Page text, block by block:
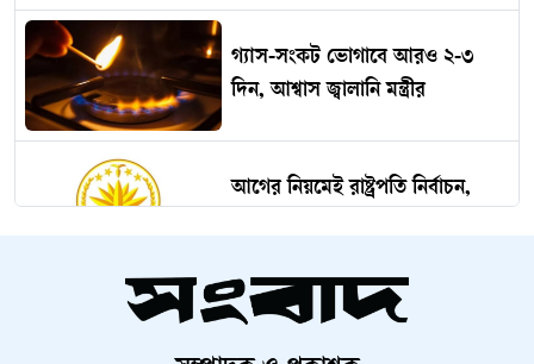
গ্যাস-সংকট ভোগাবে আরও ২-৩
দিন, আশ্বাস জ্বালানি মন্ত্রীর
আগের নিয়মেই রাষ্ট্রপতি নির্বাচন,
চলতি বছরেই ৫ স্তরের স্থানীয় সরকার
নির্বাচন: প্রতিমন্ত্রী